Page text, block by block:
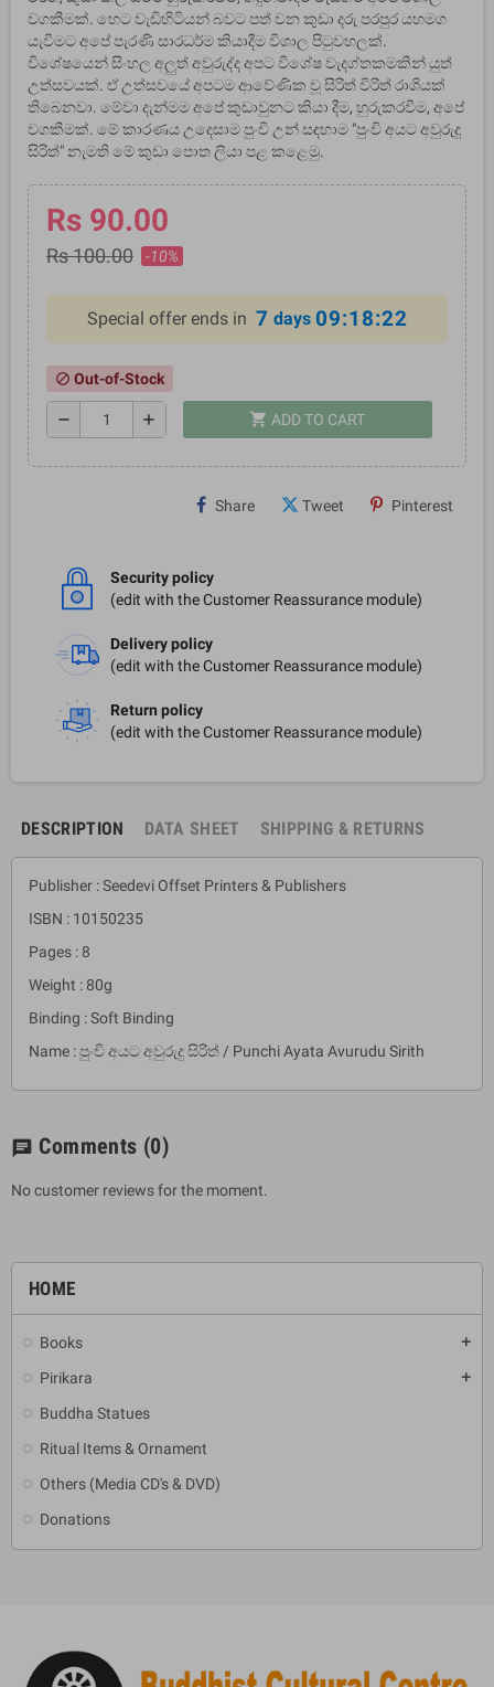
HOME
Books add
Pirikara add
Buddha Statues
Ritual Items & Ornament
Others (Media CD's & DVD)
Donations
වගකීමක්. හෙට වැඩිහිටියන් බවට පත් වන කුඩා දරු පරපුර යහමග
යැවීමට අපේ පැරණි සාරධර්ම කියාදීම විශාල පිටුවහලක්.
විශේෂයෙන් සිංහල අලුත් අවුරුද්ද අපට විශේෂ වැදග්තකමකින් යුත්
උත්සවයක්. ඒ උත්සවයේ අපටම ආවේණික වූ සිරිත් විරිත් රාශියක්
තිබෙනවා. මේවා දැන්මම අපේ කුඩාවුනට කියා දීම, හුරුකරවීම, අපේ
වගකීමක්. මේ කාරණය උදෙසාම පුංචි උන් සඳහාම "පුංචි අයට අවුරුදු
සිරිත්" නැමති මේ කුඩා පොත ලියා පළ කළෙමු.
Rs 90.00
Rs 100.00 -10%
Special offer ends in 7 days 09:18:22
block Out-of-Stock
remove add shopping_cart ADD TO CART
Share Tweet Pinterest
Security policy
(edit with the Customer Reassurance module)
Delivery policy
(edit with the Customer Reassurance module)
Return policy
(edit with the Customer Reassurance module)
DESCRIPTION DATA SHEET SHIPPING & RETURNS
Publisher : Seedevi Offset Printers & Publishers
ISBN : 10150235
Pages : 8
Weight : 80g
Binding : Soft Binding
Name : පුංචි අයට අවුරුදු සිරිත් / Punchi Ayata Avurudu Sirith
chat Comments (0)
No customer reviews for the moment.